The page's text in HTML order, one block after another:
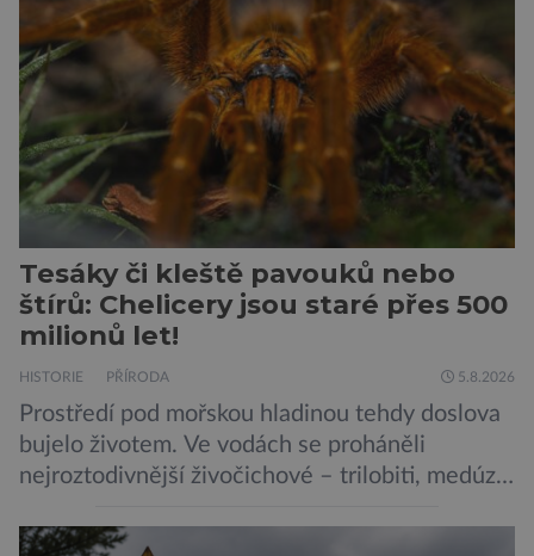
PepsiCo, který se v květnu roku 1989 stává
admirálem flotily, jež čítá sedmnáct […]
Tesáky či kleště pavouků nebo
štírů: Chelicery jsou staré přes 500
milionů let!
HISTORIE PŘÍRODA 5.8.2026
Prostředí pod mořskou hladinou tehdy doslova
bujelo životem. Ve vodách se proháněli
nejroztodivnější živočichové – trilobiti, medúzy
prazvláštní stonožce podobný tvor, který měl